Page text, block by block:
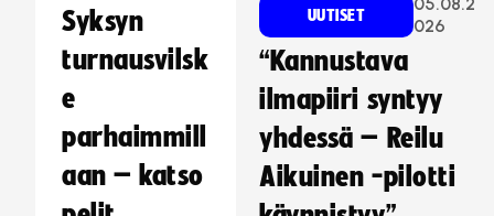
Syksyn
turnausvilsk
e
parhaimmill
aan – katso
UUTISET
026
“Kannustava
ilmapiiri syntyy
yhdessä – Reilu
Aikuinen -pilotti